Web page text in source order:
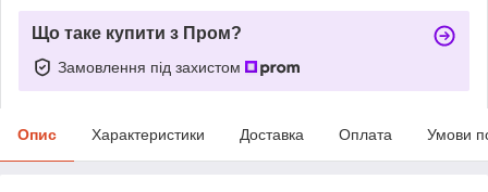
Що таке купити з Пром?
Замовлення під захистом
Опис Характеристики Доставка Оплата Умови